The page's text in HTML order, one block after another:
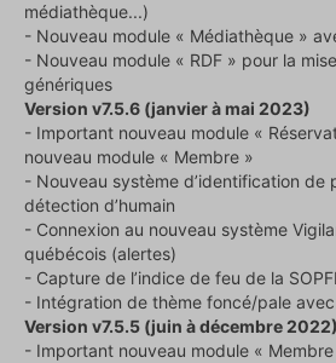
médiathèque...)
- Nouveau module « Médiathèque »
- Nouveau module « RDF » pour la
génériques
Version v7.5.6 (janvier à mai 2023)
- Important nouveau module «
nouveau module « Membre »
- Nouveau système d’identification de
détection d’humain
- Connexion au nouveau système
québécois (alertes)
- Capture de l’indice de feu de la
- Intégration de thème foncé/pale
Version v7.5.5 (juin à décembre 2022)
- Important nouveau module «